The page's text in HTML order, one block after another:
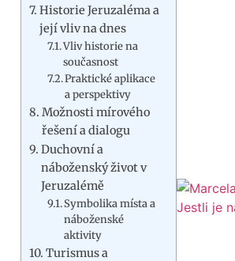
Historie Jeruzaléma a
její vliv na dnes
Vliv historie na
současnost
Praktické aplikace
a perspektivy
Možnosti mírového
řešení a dialogu
Duchovní a
náboženský život v
Jeruzalémě
Symbolika místa a
náboženské
aktivity
Turismus a